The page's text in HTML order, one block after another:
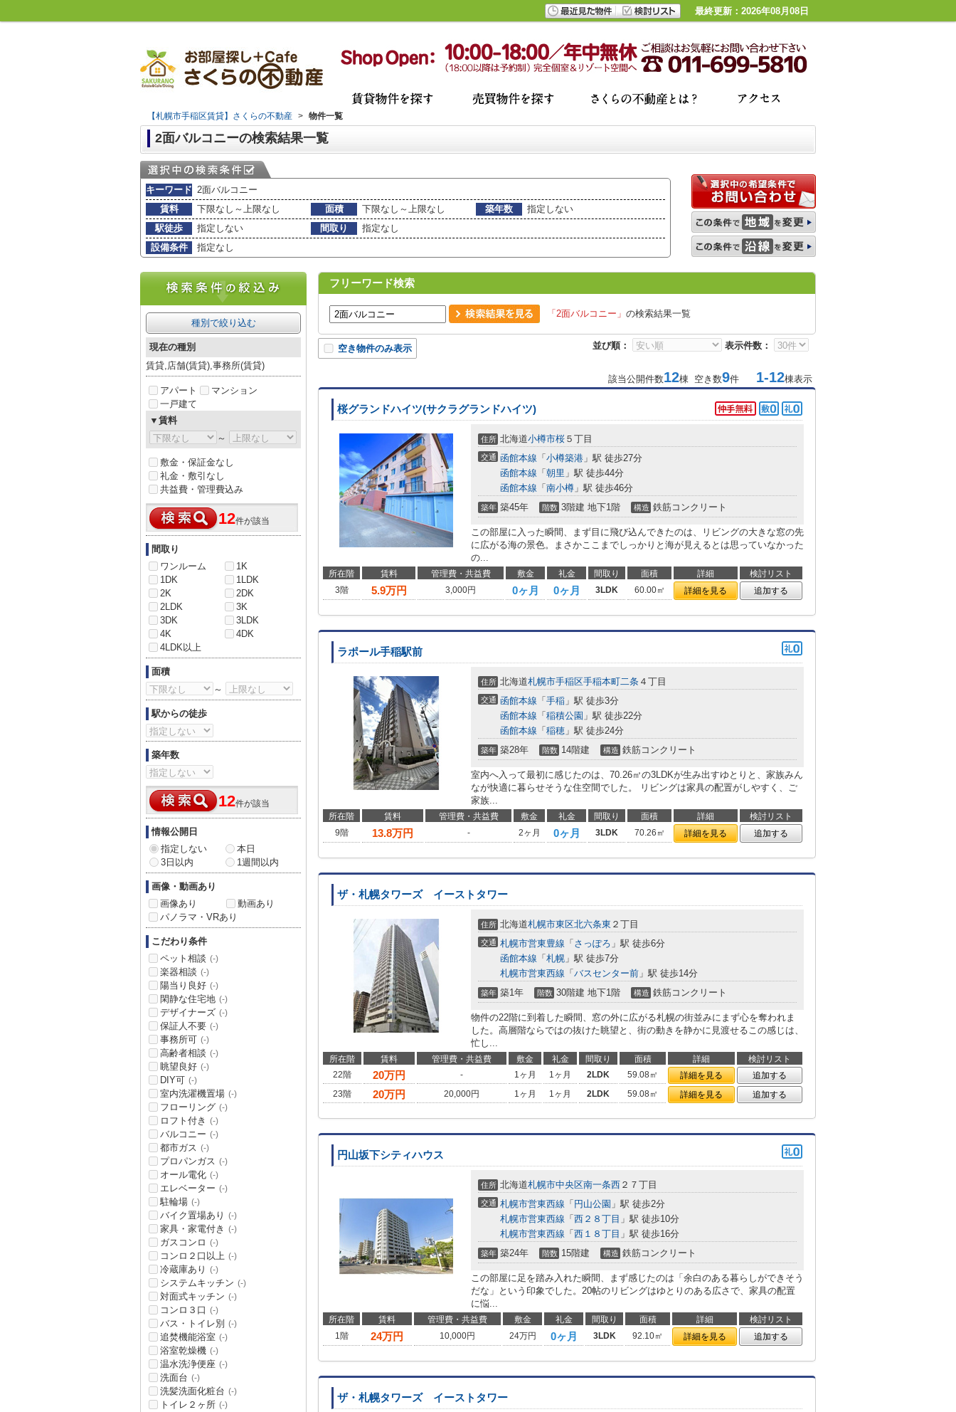
最終更新：2026年08月08日
【札幌市手稲区賃貸】さくらの不動産 > 物件一覧
2面バルコニーの検索結果一覧
キーワード 2面バルコニー
賃料
下限なし～上限なし 面積 下限なし～上限なし 築年数
指定しない
駅徒歩
指定しない 間取り
指定なし
設備条件
指定なし
フリーワード検索
「2面バルコニー」 の検索結果一覧
並び順： 表示件数：
空き物件のみ表示
該当公開件数12棟 空き数9件 1-12棟表示
桜グランドハイツ(サクラグランドハイツ)
住所 北海道小樽市桜 ５丁目
交通 函館本線 「 小樽築港 」駅 徒歩27分
函館本線 「 朝里 」駅 徒歩44分
函館本線 「 南小樽 」駅 徒歩46分
築年 築45年 階数 3階建 地下1階 構造 鉄筋コンクリート
この部屋に入った瞬間、まず目に飛び込んできたのは、リビングの大きな窓の先
に広がる海の景色。まさかここまでしっかりと海が見えるとは思っていなかった
の...
所在階 賃料 管理費・共益費 敷金 礼金 間取り 面積 詳細
検討リスト
3階
5.9万円 3,000円 0ヶ月 0ヶ月 3LDK 60.00㎡ 詳細を見る 追加する
ラポール手稲駅前
住所 北海道札幌市手稲区手稲本町二条 ４丁目
交通 函館本線 「 手稲 」駅 徒歩3分
函館本線 「 稲積公園 」駅 徒歩22分
函館本線 「 稲穂 」駅 徒歩24分
築年 築28年 階数 14階建 構造 鉄筋コンクリート
室内へ入って最初に感じたのは、70.26㎡の3LDKが生み出すゆとりと、家族みん
なが快適に暮らせそうな住空間でした。 リビングは家具の配置がしやすく、ご
家族...
所在階 賃料 管理費・共益費 敷金 礼金 間取り 面積 詳細
検討リスト
9階
13.8万円 - 2ヶ月 0ヶ月 3LDK 70.26㎡ 詳細を見る 追加する
ザ・札幌タワーズ イーストタワー
住所 北海道札幌市東区北六条東 ２丁目
交通 札幌市営東豊線 「 さっぽろ 」駅 徒歩6分
函館本線 「 札幌 」駅 徒歩7分
札幌市営東西線 「 バスセンター前 」駅 徒歩14分
築年 築1年 階数 30階建 地下1階 構造 鉄筋コンクリート
物件の22階に到着した瞬間、窓の外に広がる札幌の街並みにまず心を奪われま
した。高層階ならではの抜けた眺望と、街の動きを静かに見渡せるこの感じは、
忙し...
所在階 賃料 管理費・共益費 敷金 礼金 間取り 面積 詳細
検討リスト
22階
20万円 - 1ヶ月 1ヶ月 2LDK 59.08㎡ 詳細を見る
追加する
23階
20万円 20,000円 1ヶ月 1ヶ月 2LDK 59.08㎡ 詳細を見る 追加する
円山坂下シティハウス
住所 北海道札幌市中央区南一条西 ２７丁目
交通 札幌市営東西線 「 円山公園 」駅 徒歩2分
札幌市営東西線 「 西２８丁目 」駅 徒歩10分
札幌市営東西線 「 西１８丁目 」駅 徒歩16分
築年 築24年 階数 15階建 構造 鉄筋コンクリート
この部屋に足を踏み入れた瞬間、まず感じたのは「余白のある暮らしができそう
だな」という印象でした。20帖のリビングはゆとりのある広さで、家具の配置
に悩...
所在階 賃料 管理費・共益費 敷金 礼金 間取り 面積 詳細
検討リスト
1階
24万円 10,000円 24万円 0ヶ月 3LDK 92.10㎡ 詳細を見る 追加する
ザ・札幌タワーズ イーストタワー
種別で絞り込む
現在の種別
賃貸,店舗(賃貸),事務所(賃貸)
アパート
マンション
一戸建て
▼賃料
～
敷金・保証金なし
礼金・敷引なし
共益費・管理費込み
12件が該当
間取り
ワンルーム
1K
1DK
1LDK
2K
2DK
2LDK
3K
3DK
3LDK
4K
4DK
4LDK以上
面積
～
駅からの徒歩
築年数
12件が該当
情報公開日
指定しない
本日
3日以内
1週間以内
画像・動画あり
画像あり
動画あり
パノラマ・VRあり
こだわり条件
ペット相談 (-)
楽器相談 (-)
陽当り良好 (-)
閑静な住宅地 (-)
デザイナーズ (-)
保証人不要 (-)
事務所可 (-)
高齢者相談 (-)
眺望良好 (-)
DIY可 (-)
室内洗濯機置場 (-)
フローリング (-)
ロフト付き (-)
バルコニー (-)
都市ガス (-)
プロパンガス (-)
オール電化 (-)
エレベーター (-)
駐輪場 (-)
バイク置場あり (-)
家具・家電付き (-)
ガスコンロ (-)
コンロ２口以上 (-)
冷蔵庫あり (-)
システムキッチン (-)
対面式キッチン (-)
コンロ３口 (-)
バス・トイレ別 (-)
追焚機能浴室 (-)
浴室乾燥機 (-)
温水洗浄便座 (-)
洗面台 (-)
洗髪洗面化粧台 (-)
トイレ２ヶ所 (-)